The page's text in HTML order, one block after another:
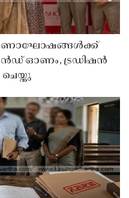
ഓണം, ട്രഡിഷൻ